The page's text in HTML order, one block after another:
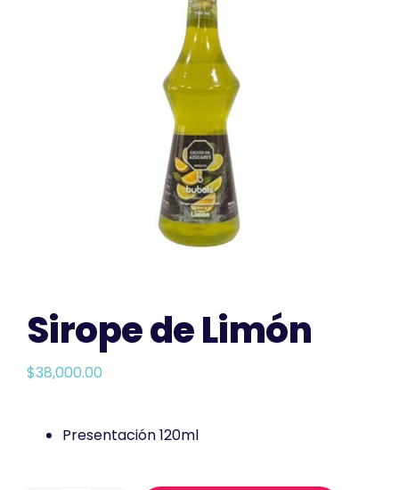
Sirope de Limón
$38,000.00
Presentación 120ml